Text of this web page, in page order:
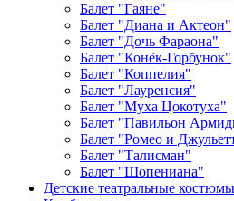
Балет "Гаяне"
Балет "Диана и Актеон"
Балет "Дочь Фараона"
Балет "Конёк-Горбунок"
Балет "Коппелия"
Балет "Лауренсия"
Балет "Муха Цокотуха"
Балет "Павильон
Балет "Ромео и
Балет "Талисман"
Балет "Шопениана"
Детские театральные костюмы